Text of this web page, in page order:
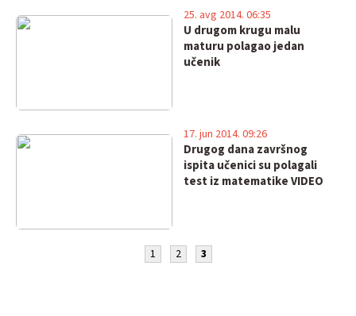
U drugom krugu malu
maturu polagao jedan
učenik
25. avg 2014. 06:35
Drugog dana završnog
ispita učenici su polagali
test iz matematike VIDEO
17. jun 2014. 09:26
1 2 3